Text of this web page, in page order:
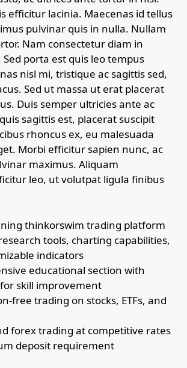
efficitur lacinia. Maecenas id tellus
pulvinar quis in nulla. Nullam
Nam consectetur diam in
porta est quis leo tempus
nisl mi, tristique ac sagittis sed,
Sed ut massa ut erat placerat
Duis semper ultricies ante ac
sagittis est, placerat suscipit
rhoncus ex, eu malesuada
Morbi efficitur sapien nunc, ac
maximus. Aliquam
leo, ut volutpat ligula finibus
thinkorswim trading platform
tools, charting capabilities,
indicators
educational section with
skill improvement
free trading on stocks, ETFs, and
forex trading at competitive rates
deposit requirement